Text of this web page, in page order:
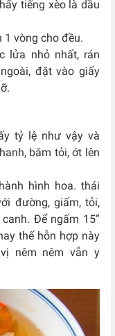
tiếng xèo là dầu
vòng cho đều.
lửa nhỏ nhất, rán
đặt vào giấy
tỷ lệ như vậy và
băm tỏi, ớt lên
hình hoa. thái
đường, giấm, tỏi,
Để ngấm 15”
thế hỗn hợp này
nêm nêm vẫn y